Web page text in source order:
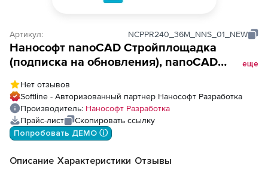
Артикул: NCPPR240_36M_NNS_01_NEW
Нанософт nanoCAD Стройплощадка
(подписка на обновления), nanoCAD
3 года, NEW
еще
Нет отзывов
Softline - Авторизованный партнер Нанософт Разработка
Производитель: Нанософт Разработка
Прайс-лист
Скопировать ссылку
Попробовать ДЕМО ⓘ
Описание Характеристики Отзывы